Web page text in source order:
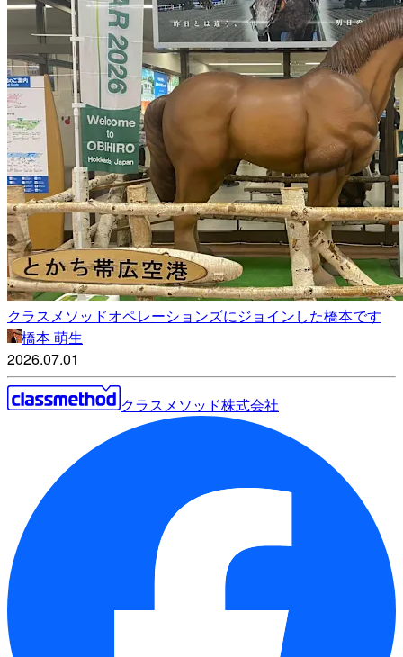
クラスメソッドオペレーションズにジョインした橋本です
橋本 萌生
2026.07.01
クラスメソッド株式会社